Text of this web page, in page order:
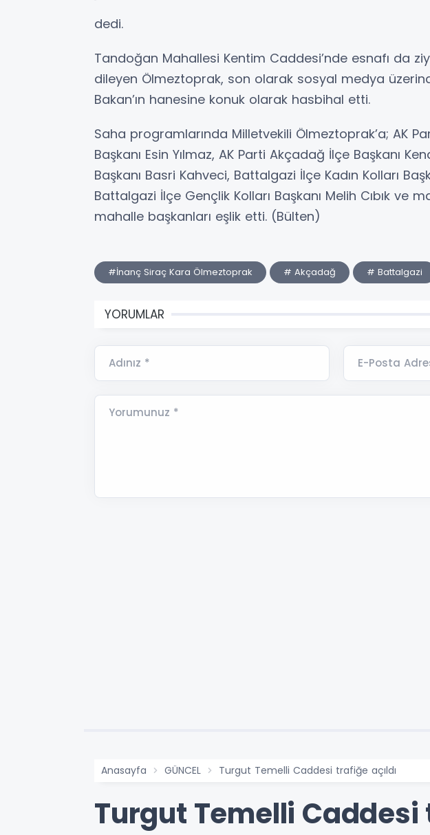
dedi.
Tandoğan Mahallesi Kentim Caddesi’nde esnafı da
dileyen Ölmeztoprak, son olarak sosyal medya
Bakan’ın hanesine konuk olarak hasbihal etti.
Saha programlarında Milletvekili Ölmeztoprak’a; AK
Başkanı Esin Yılmaz, AK Parti Akçadağ İlçe Başkanı
Başkanı Basri Kahveci, Battalgazi İlçe Kadın Kolları
Battalgazi İlçe Gençlik Kolları Başkanı Melih Cıbık ve
mahalle başkanları eşlik etti. (Bülten)
#İnanç Siraç Kara Ölmeztoprak # Akçadağ # Battalgazi
YORUMLAR
Adınız * E-Posta
Yorumunuz *
Anasayfa GÜNCEL Turgut Temelli Caddesi trafiğe açıldı
Turgut Temelli Caddesi